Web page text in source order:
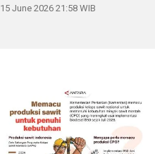
15 June 2026 21:58 WIB